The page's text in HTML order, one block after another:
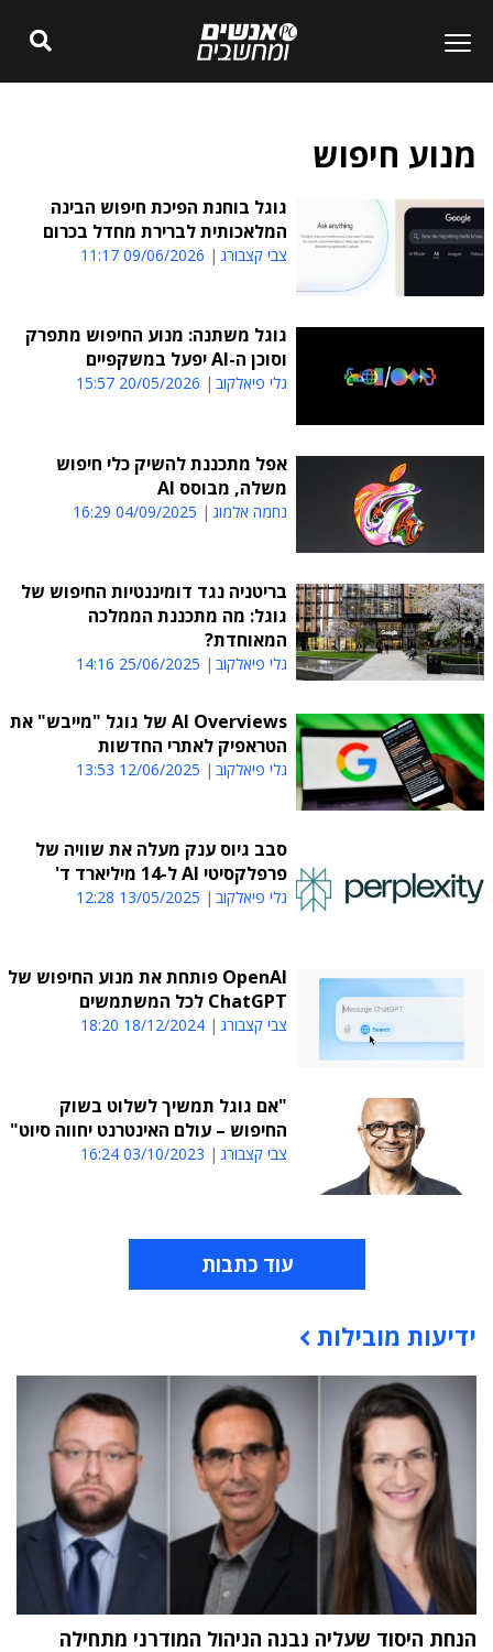
מנוע חיפוש
גוגל בוחנת הפיכת חיפוש הבינה
המלאכותית לברירת מחדל בכרום
צבי קצבורג 09/06/2026 11:17
גוגל משתנה: מנוע החיפוש מתפרק
וסוכן ה-AI יפעל במשקפיים
גלי פיאלקוב 20/05/2026 15:57
אפל מתכננת להשיק כלי חיפוש
משלה, מבוסס AI
נחמה אלמוג 04/09/2025 16:29
בריטניה נגד דומיננטיות החיפוש של
גוגל: מה מתכננת הממלכה
המאוחדת?
גלי פיאלקוב 25/06/2025 14:16
AI Overviews של גוגל "מייבש" את
הטראפיק לאתרי החדשות
גלי פיאלקוב 12/06/2025 13:53
סבב גיוס ענק מעלה את שוויה של
פרפלקסיטי AI ל-14 מיליארד ד'
גלי פיאלקוב 13/05/2025 12:28
OpenAI פותחת את מנוע החיפוש של
ChatGPT לכל המשתמשים
צבי קצבורג 18/12/2024 18:20
"אם גוגל תמשיך לשלוט בשוק
החיפוש – עולם האינטרנט יחווה סיוט"
צבי קצבורג 03/10/2023 16:24
עוד כתבות
תוכן פרסומי
ידיעות מובילות
הנחת היסוד שעליה נבנה הניהול המודרני מתחילה